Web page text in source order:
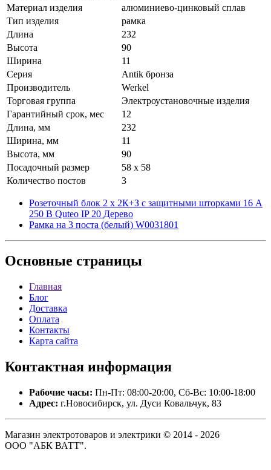
Материал изделия
алюминиево-цинковый сплав
Тип изделия
рамка
Длина
232
Высота
90
Ширина
11
Серия
Antik бронза
Производитель
Werkel
Торговая группа
Электроустановочные изделия
Гарантийный срок, мес
12
Длина, мм
232
Ширина, мм
11
Высота, мм
90
Посадочный размер
58 х 58
Количество постов
3
Розеточный блок 2 x 2К+З с защитными шторками 16 A
250 В Quteo IP 20 Дерево
Рамка на 3 поста (белый) W0031801
Основные страницы
Главная
Блог
Доставка
Оплата
Контакты
Карта сайта
Контактная информация
Рабочие часы: Пн-Пт: 08:00-20:00, Сб-Вс: 10:00-18:00
Адрес: г.Новосибирск, ул. Дуси Ковальчук, 83
Магазин электротоваров и электрики © 2014 - 2026
ООО "АБК ВАТТ".